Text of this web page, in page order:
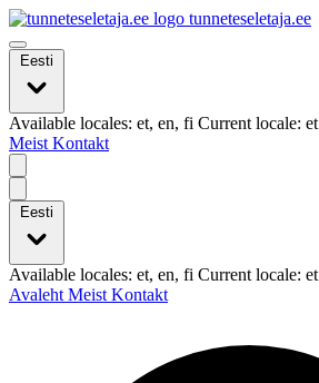
tunneteseletaja.ee
Eesti
Available locales: et, en, fi Current locale: et
Meist Kontakt
Eesti
Available locales: et, en, fi Current locale: et
Avaleht Meist Kontakt